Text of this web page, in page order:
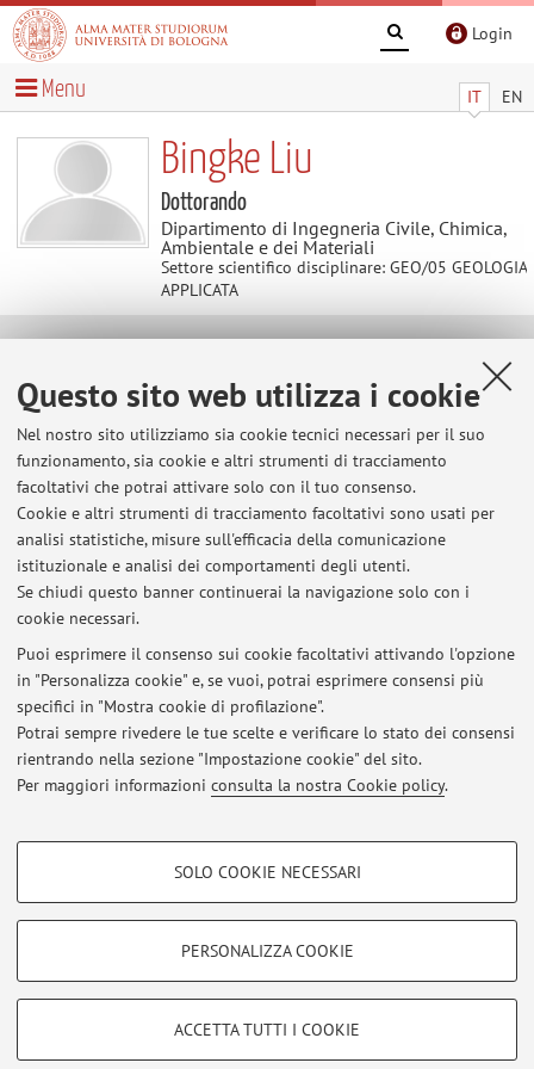
Questo sito web utilizza i cookie
Nel nostro sito utilizziamo sia cookie tecnici necessari per il suo
funzionamento, sia cookie e altri strumenti di tracciamento
facoltativi che potrai attivare solo con il tuo consenso.
Cookie e altri strumenti di tracciamento facoltativi sono usati per
analisi statistiche, misure sull'efficacia della comunicazione
istituzionale e analisi dei comportamenti degli utenti.
Se chiudi questo banner continuerai la navigazione solo con i
cookie necessari.
Puoi esprimere il consenso sui cookie facoltativi attivando l'opzione
in "Personalizza cookie" e, se vuoi, potrai esprimere consensi più
specifici in "Mostra cookie di profilazione".
Potrai sempre rivedere le tue scelte e verificare lo stato dei consensi
rientrando nella sezione "Impostazione cookie" del sito.
Per maggiori informazioni consulta la nostra Cookie policy.
COOKIE DI PROFILAZIONE - FACOLTATIVI
COOKIE TECNICI - NECESSARI
SOLO COOKIE NECESSARI
PERSONALIZZA COOKIE
ACCETTA TUTTI I COOKIE
Login
IT EN
Menu
Bingke Liu
Dottorando
Dipartimento di Ingegneria Civile, Chimica,
Ambientale e dei Materiali
Settore scientifico disciplinare: GEO/05 GEOLOGIA
APPLICATA
E-mail: bingke.liu2@unibo.it
Dipartimento di Ingegneria Civile, Chimica, Ambientale e
dei Materiali
Viale del Risorgimento 2, Bologna -
Vai alla mappa
Ultimi avvisi
Al momento non sono presenti avvisi.
Area riservata
Accedi tramiteloginper gestire tutti i contenuti del sito.
Zamboni, 33 - 40126 Bologna - Partita IVA: 01131710376